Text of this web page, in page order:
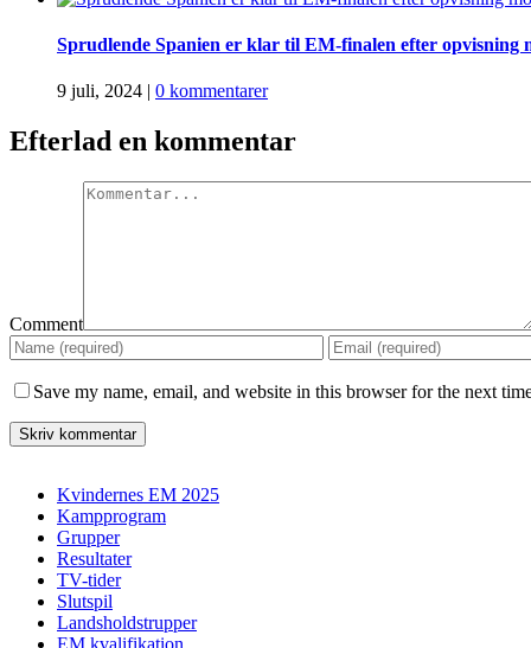
Sprudlende Spanien er klar til EM-finalen efter opvisning
9 juli, 2024 | 0 kommentarer
Efterlad en kommentar
Comment
Save my name, email, and website in this browser for the next
Kvindernes EM 2025
Kampprogram
Grupper
Resultater
TV-tider
Slutspil
Landsholdstrupper